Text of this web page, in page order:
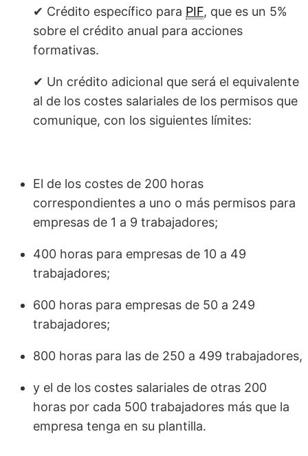
✔ Crédito específico para PIF, que es un 5%
sobre el crédito anual para acciones
formativas.
✔ Un crédito adicional que será el equivalente
al de los costes salariales de los permisos que
comunique, con los siguientes límites:
El de los costes de 200 horas
correspondientes a uno o más permisos para
empresas de 1 a 9 trabajadores;
400 horas para empresas de 10 a 49
trabajadores;
600 horas para empresas de 50 a 249
trabajadores;
800 horas para las de 250 a 499 trabajadores,
y el de los costes salariales de otras 200
horas por cada 500 trabajadores más que la
empresa tenga en su plantilla.